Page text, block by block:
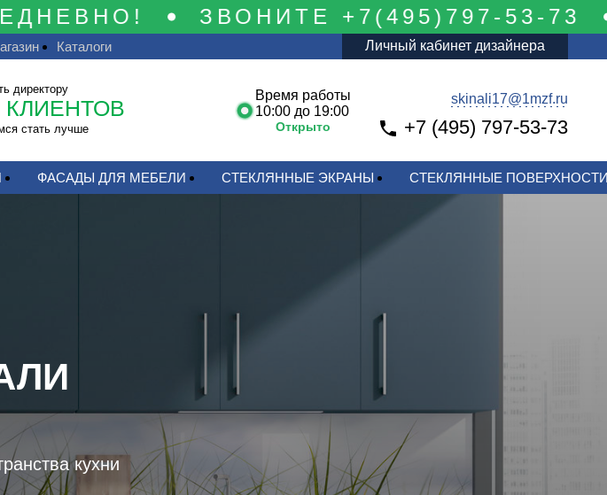
ЗВОНИТЕ +7(495)797-53-73
Каталоги Личный кабинет дизайнера
директору
стать лучше
Время работы
10:00 до 19:00
Открыто +7 (495) 797-53-73
skinali17@1mzf.ru
ФАСАДЫ ДЛЯ МЕБЕЛИ СТЕКЛЯННЫЕ ЭКРАНЫ СТЕКЛЯННЫЕ
кухни